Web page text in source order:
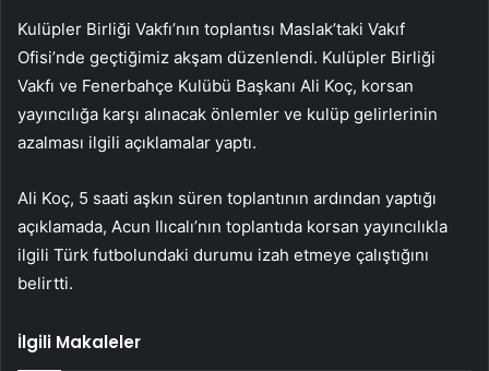
Kulüpler Birliği Vakfı’nın toplantısı Maslak’taki Vakıf
Ofisi’nde geçtiğimiz akşam düzenlendi. Kulüpler Birliği
Vakfı ve Fenerbahçe Kulübü Başkanı Ali Koç, korsan
yayıncılığa karşı alınacak önlemler ve kulüp gelirlerinin
azalması ilgili açıklamalar yaptı.
Ali Koç, 5 saati aşkın süren toplantının ardından yaptığı
açıklamada, Acun Ilıcalı’nın toplantıda korsan yayıncılıkla
ilgili Türk futbolundaki durumu izah etmeye çalıştığını
belirtti.
İlgili Makaleler